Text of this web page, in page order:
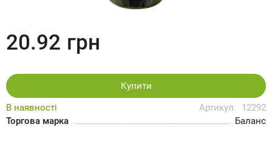
В наявності Артикул:
12292
Торгова марка
Баланс
20.92 грн
Купити